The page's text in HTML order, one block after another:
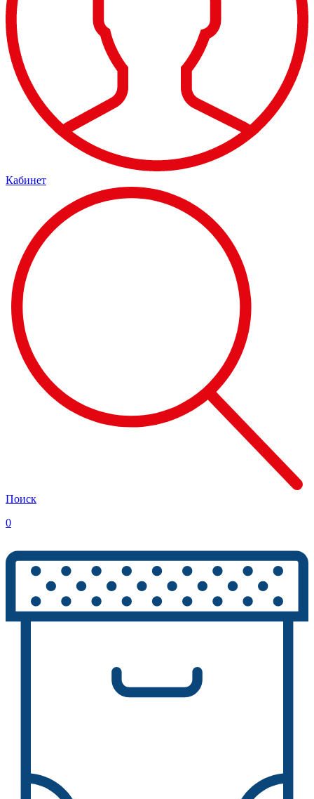
Кабинет
Поиск
0